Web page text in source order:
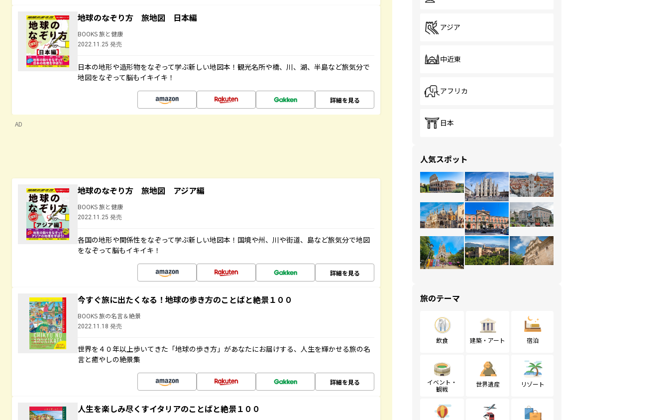
地球のなぞり方 旅地図 日本編
BOOKS 旅と健康
2022.11.25 発売
日本の地形や造形物をなぞって学ぶ新しい地図本！観光名所や橋、川、湖、半島など旅気分で
地図をなぞって脳もイキイキ！
詳細を見る
AD
地球のなぞり方 旅地図 アジア編
BOOKS 旅と健康
2022.11.25 発売
各国の地形や関係性をなぞって学ぶ新しい地図本！国境や州、川や街道、島など旅気分で地図
をなぞって脳もイキイキ！
詳細を見る
今すぐ旅に出たくなる！地球の歩き方のことばと絶景１００
BOOKS 旅の名言＆絶景
2022.11.18 発売
世界を４０年以上歩いてきた「地球の歩き方」があなたにお届けする、人生を輝かせる旅の名
言と癒やしの絶景集
詳細を見る
人生を楽しみ尽くすイタリアのことばと絶景１００
アジア
中近東
アフリカ
日本
人気スポット
旅のテーマ
飲食 建築・アート 宿泊
イベント・
観戦
世界遺産 リゾート